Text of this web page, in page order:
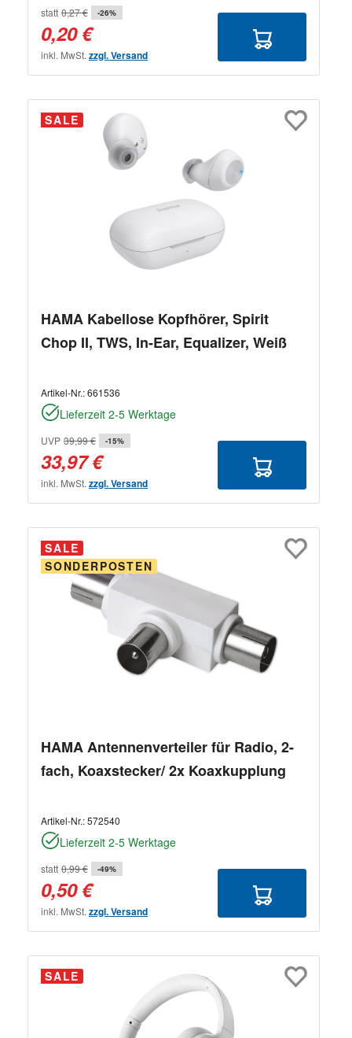
statt 0,27 € -26%
0,20 €
inkl. MwSt. zzgl. Versand
SALE
HAMA Kabellose Kopfhörer, Spirit
Chop II, TWS, In-Ear, Equalizer, Weiß
Artikel-Nr.:661536
Lieferzeit 2-5 Werktage
UVP 39,99 € -15%
33,97 €
inkl. MwSt. zzgl. Versand
SALE
SONDERPOSTEN
HAMA Antennenverteiler für Radio, 2-
fach, Koaxstecker/ 2x Koaxkupplung
Artikel-Nr.:572540
Lieferzeit 2-5 Werktage
statt 0,99 € -49%
0,50 €
inkl. MwSt. zzgl. Versand
SALE